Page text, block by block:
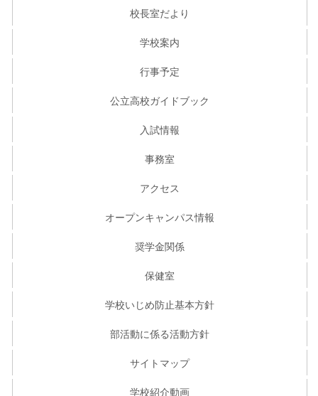
校長室だより
学校案内
行事予定
公立高校ガイドブック
入試情報
事務室
アクセス
オープンキャンパス情報
奨学金関係
保健室
学校いじめ防止基本方針
部活動に係る活動方針
サイトマップ
学校紹介動画